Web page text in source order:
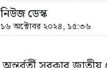
নিউজ ডেস্ক
১৬ অক্টোবর ২০২৪, ১৫:৩৬